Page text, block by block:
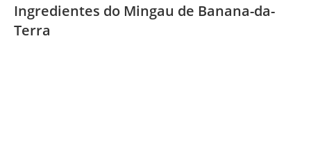
Ingredientes do Mingau de Banana-da-
Terra